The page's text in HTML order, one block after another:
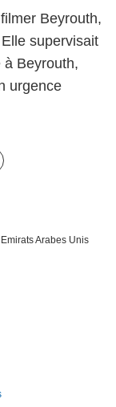
Beyrouth,
supervisait
Beyrouth,
urgence
Emirats Arabes Unis